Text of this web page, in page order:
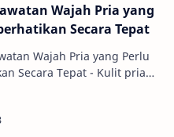
Wajah Pria yang
Secara Tepat
Wajah Pria yang Perlu
Tepat - Kulit pria